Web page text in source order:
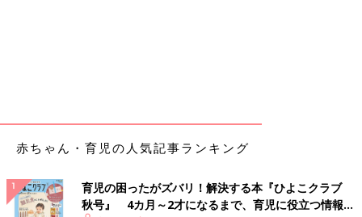
脳は①〜④の順番で、うしろのほうから前へ向かって成長が進む
のネットワークが作られることで脳の体積が増え、3才ころの脳
の重さは、なんと大人の約90％にまでなるそうです。また、脳は
赤ちゃん・育児の人気記事ランキング
育児の困ったがズバリ！解決する本『ひよこクラブ
秋号』 4カ月～2才になるまで、育児に役立つ情報が